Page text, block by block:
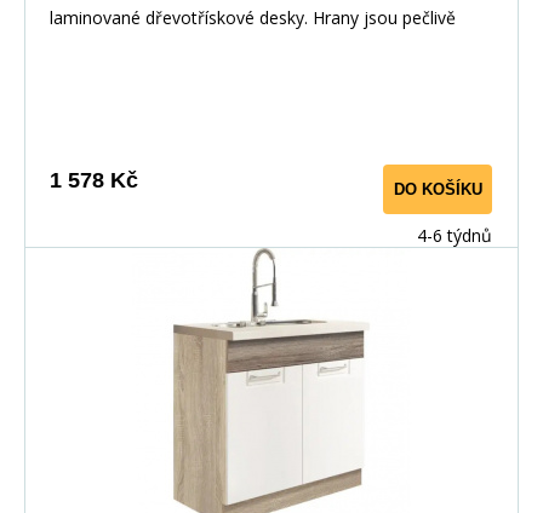
laminované dřevotřískové desky. Hrany jsou pečlivě
pracovní desku na každou skříňku zvlášť, nebo vcelku (
max. délka je 3m ), hloubka desky je 60 cm. Pracovní
deska není v ceně skříňky. Materiál: : vysoce kvalitní
laminovaná dřevotříska 16 mm Barevné provedení: :
Korpus: Dub Sonoma : Dvířka: San Remo + Bílá :
Pracovní deska v barvě traventin
1 578 Kč DO KOŠÍKU
4-6 týdnů